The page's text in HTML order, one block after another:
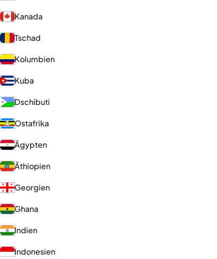
Kanada
Tschad
Kolumbien
Kuba
Dschibuti
Ostafrika
Ägypten
Äthiopien
Georgien
Ghana
Indien
Indonesien